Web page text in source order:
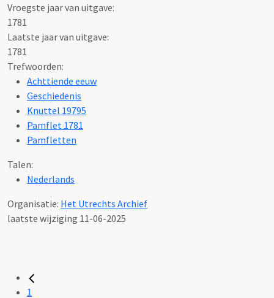
Vroegste jaar van uitgave:
1781
Laatste jaar van uitgave:
1781
Trefwoorden:
Achttiende eeuw
Geschiedenis
Knuttel 19795
Pamflet 1781
Pamfletten
Talen:
Nederlands
Organisatie: Het Utrechts Archief
laatste wijziging 11-06-2025
1